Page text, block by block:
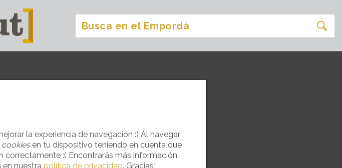
PARA CADA OCASIÓN
la experiencia de navegación :) Al navegar
cookiesen tu dispositivo teniendo en cuenta que
correctamente :( Encontrarás más información
nuestra política de privacidad. Gracias!